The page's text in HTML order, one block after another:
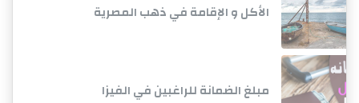
الأكل و الإقامة في ذهب المصرية
مبلغ الضمانة للراغبين في الفيزا